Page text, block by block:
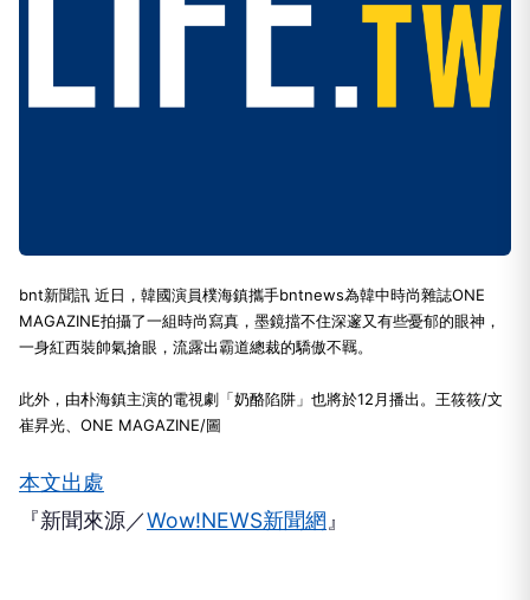
bnt新聞訊 近日，韓國演員樸海鎮攜手bntnews為韓中時尚雜誌ONE
MAGAZINE拍攝了一組時尚寫真，墨鏡擋不住深邃又有些憂郁的眼神，
一身紅西裝帥氣搶眼，流露出霸道總裁的驕傲不羈。
此外，由朴海鎮主演的電視劇「奶酪陷阱」也將於12月播出。王筱筱/文
崔昇光、ONE MAGAZINE/圖
本文出處
『新聞來源／Wow!NEWS新聞網 』